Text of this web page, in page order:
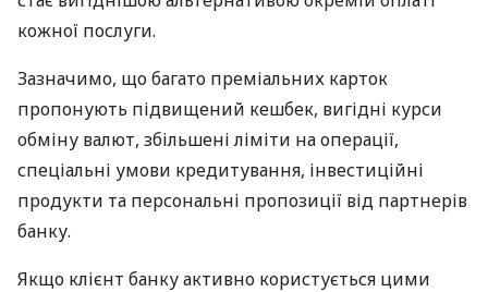
кожної послуги.
Зазначимо, що багато преміальних карток
пропонують підвищений кешбек, вигідні курси
обміну валют, збільшені ліміти на операції,
спеціальні умови кредитування, інвестиційні
продукти та персональні пропозиції від партнерів
банку.
Якщо клієнт банку активно користується цими